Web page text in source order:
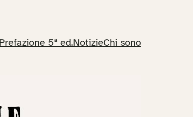
Prefazione 5ª ed.NotizieChi sono